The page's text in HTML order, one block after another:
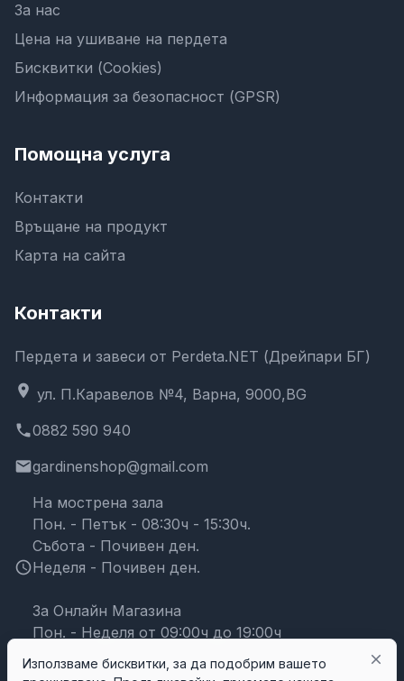
За нас
Цена на ушиване на пердета
Бисквитки (Cookies)
Информация за безопасност (GPSR)
Помощна услуга
Контакти
Връщане на продукт
Карта на сайта
Контакти
Пердета и завеси от Perdeta.NET (Дрейпари БГ)
location_on ул. П.Каравелов №4, Варна, 9000,BG
phone0882 590 940
emailgardinenshop@gmail.com
schedule
На мострена зала
Пон. - Петък - 08:30ч - 15:30ч.
Събота - Почивен ден.
Неделя - Почивен ден.
За Онлайн Магазина
Пон. - Неделя от 09:00ч до 19:00ч
close
Използваме бисквитки, за да подобрим вашето